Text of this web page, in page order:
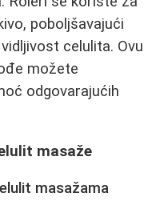
poboljšavajući
celulita. Ovu
možete
odgovarajućih
masaže
masažama